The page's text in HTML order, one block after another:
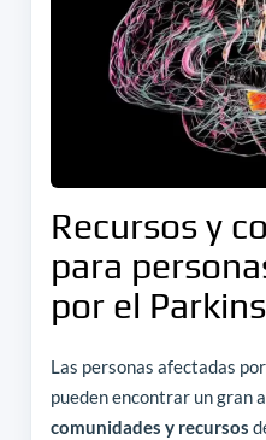
Recursos y
para
por el
Las personas afectadas
pueden encontrar un gran
comunidades y recursos